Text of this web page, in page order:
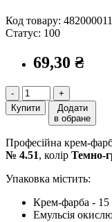
Код товару:
Статус: 100
69,30 ₴
-
+
Купити
Додати
в обране
Професійна крем-
№ 4.51, колір Темно-
Упаковка містить:
Крем-фарба - 15
Емульсія